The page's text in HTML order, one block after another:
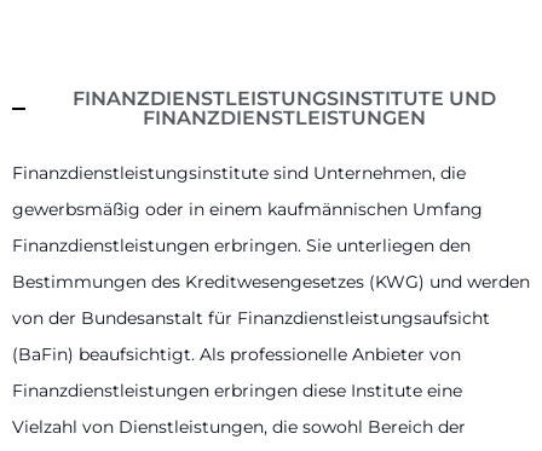
FINANZDIENSTLEISTUNGSINSTITUTE UND
FINANZDIENSTLEISTUNGEN
Finanzdienstleistungsinstitute sind Unternehmen, die
gewerbsmäßig oder in einem kaufmännischen Umfang
Finanzdienstleistungen erbringen. Sie unterliegen den
Bestimmungen des Kreditwesengesetzes (KWG) und werden
von der Bundesanstalt für Finanzdienstleistungsaufsicht
(BaFin) beaufsichtigt. Als professionelle Anbieter von
Finanzdienstleistungen erbringen diese Institute eine
Vielzahl von Dienstleistungen, die sowohl Bereich der